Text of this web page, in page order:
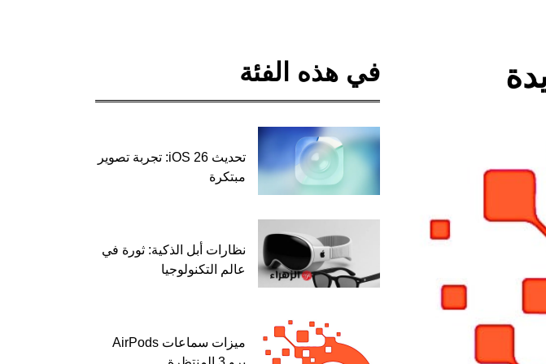
في هذه الفئة
تحديث iOS 26: تجربة تصوير
مبتكرة
نظارات أبل الذكية: ثورة في
عالم التكنولوجيا
ميزات سماعات AirPods